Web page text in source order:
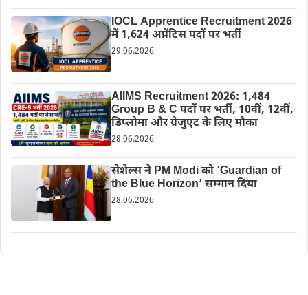
IOCL Apprentice Recruitment 2026
में 1,624 अप्रेंटिस पदों पर भर्ती
29.06.2026
AIIMS Recruitment 2026: 1,484
Group B & C पदों पर भर्ती, 10वीं, 12वीं,
डिप्लोमा और ग्रेजुएट के लिए मौका
28.06.2026
सेशेल्स ने PM Modi को ‘Guardian of
the Blue Horizon’ सम्मान दिया
28.06.2026